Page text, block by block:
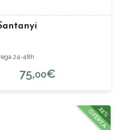
24-48h
75,00€
22%
OFERTA